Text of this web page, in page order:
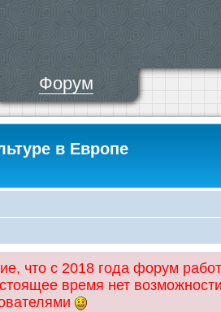
Форум
в Европе
что с 2018 года форум
время нет